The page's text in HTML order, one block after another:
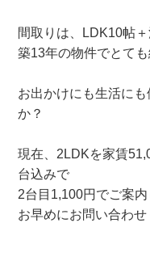
間取りは、LDK10帖
築13年の物件でとても
お出かけにも生活に
か？
現在、2LDKを家賃
台込みで
2台目1,100円でご案内
お早めにお問い合わせ